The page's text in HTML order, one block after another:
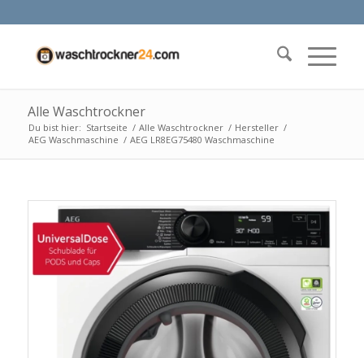
Alle Waschtrockner
Du bist hier: Startseite / Alle Waschtrockner / Hersteller /
AEG Waschmaschine / AEG LR8EG75480 Waschmaschine